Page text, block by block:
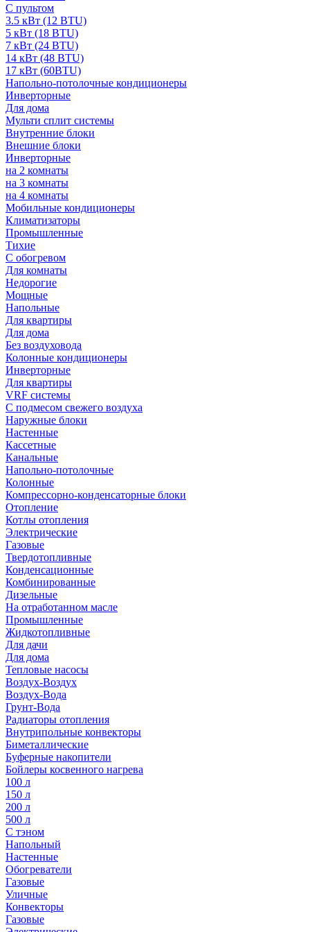
С пультом
3.5 кВт (12 BTU)
5 кВт (18 BTU)
7 кВт (24 BTU)
14 кВт (48 BTU)
17 кВт (60BTU)
Напольно-потолочные кондиционеры
Инверторные
Для дома
Мульти сплит системы
Внутренние блоки
Внешние блоки
Инверторные
на 2 комнаты
на 3 комнаты
на 4 комнаты
Мобильные кондиционеры
Климатизаторы
Промышленные
Тихие
С обогревом
Для комнаты
Недорогие
Мощные
Напольные
Для квартиры
Для дома
Без воздуховода
Колонные кондиционеры
Инверторные
Для квартиры
VRF системы
С подмесом свежего воздуха
Наружные блоки
Настенные
Кассетные
Канальные
Напольно-потолочные
Колонные
Компрессорно-конденсаторные блоки
Отопление
Котлы отопления
Электрические
Газовые
Твердотопливные
Конденсационные
Комбинированные
Дизельные
На отработанном масле
Промышленные
Жидкотопливные
Для дачи
Для дома
Тепловые насосы
Воздух-Воздух
Воздух-Вода
Грунт-Вода
Радиаторы отопления
Внутрипольные конвекторы
Биметаллические
Буферные накопители
Бойлеры косвенного нагрева
100 л
150 л
200 л
500 л
С тэном
Напольный
Настенные
Обогреватели
Газовые
Уличные
Конвекторы
Газовые